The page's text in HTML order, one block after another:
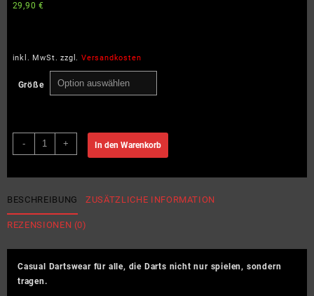
29,90€
inkl. MwSt. zzgl. Versandkosten
Größe
-
dartkult
-
Ladies
Organic
Shirt
+ In den Warenkorb
BESCHREIBUNG ZUSÄTZLICHE INFORMATION
REZENSIONEN (0)
Casual Dartswear für alle, die Darts nicht nur spielen, sondern
tragen.